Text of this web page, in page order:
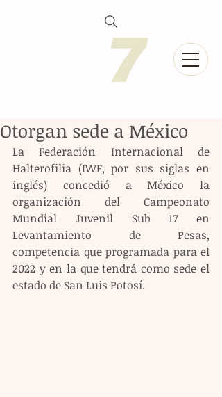
Otorgan sede a México
La Federación Internacional de
Halterofilia (IWF, por sus siglas en
inglés) concedió a México la
organización del Campeonato
Mundial Juvenil Sub 17 en
Levantamiento de Pesas,
competencia que programada para el
2022 y en la que tendrá como sede el
estado de San Luis Potosí.